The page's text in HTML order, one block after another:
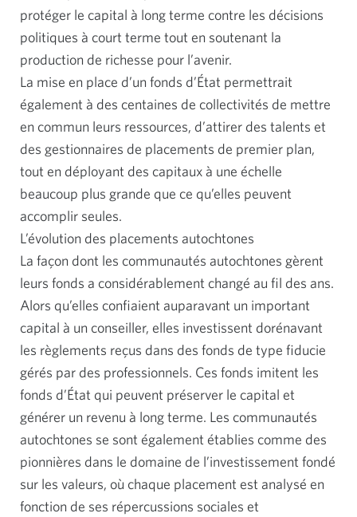
protéger le capital à long terme contre les décisions
politiques à court terme tout en soutenant la
production de richesse pour l’avenir.
La mise en place d’un fonds d’État permettrait
également à des centaines de collectivités de mettre
en commun leurs ressources, d’attirer des talents et
des gestionnaires de placements de premier plan,
tout en déployant des capitaux à une échelle
beaucoup plus grande que ce qu’elles peuvent
accomplir seules.
L’évolution des placements autochtones
La façon dont les communautés autochtones gèrent
leurs fonds a considérablement changé au fil des ans.
Alors qu’elles confiaient auparavant un important
capital à un conseiller, elles investissent dorénavant
les règlements reçus dans des fonds de type fiducie
gérés par des professionnels. Ces fonds imitent les
fonds d’État qui peuvent préserver le capital et
générer un revenu à long terme. Les communautés
autochtones se sont également établies comme des
pionnières dans le domaine de l’investissement fondé
sur les valeurs, où chaque placement est analysé en
fonction de ses répercussions sociales et